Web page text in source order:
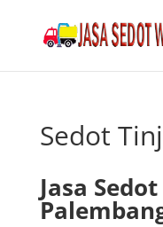
Sedot
Jasa